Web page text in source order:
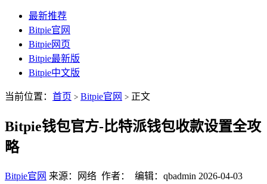
最新推荐
Bitpie官网
Bitpie网页
Bitpie最新版
Bitpie中文版
当前位置： 首页 > Bitpie官网 > 正文
Bitpie钱包官方-比特派钱包收款设置全攻
略
Bitpie官网 来源：网络 作者： 编辑：qbadmin 2026-04-03